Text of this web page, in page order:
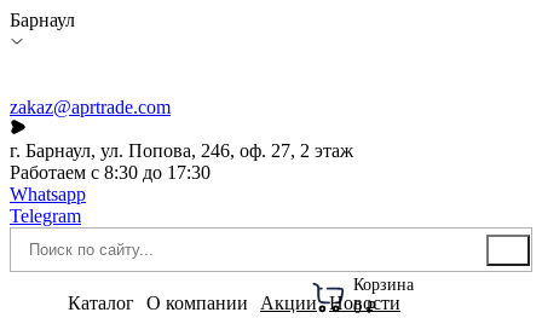
Барнаул
zakaz@aprtrade.com
г. Барнаул, ул. Попова, 246, оф. 27, 2 этаж
Работаем с 8:30 до 17:30
Whatsapp
Telegram
Корзина
0 ₽
Каталог О компании Акции Новости